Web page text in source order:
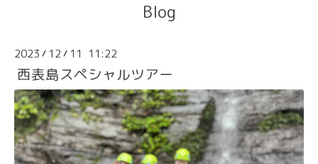
Blog
2023 / 12 / 11 11:22
西表島スペシャルツアー